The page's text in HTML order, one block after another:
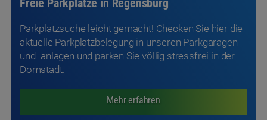
Freie Parkplätze in Regensburg
Parkplatzsuche leicht gemacht! Checken Sie hier die
aktuelle Parkplatzbelegung in unseren Parkgaragen
und -anlagen und parken Sie völlig stressfrei in der
Domstadt.
Mehr erfahren